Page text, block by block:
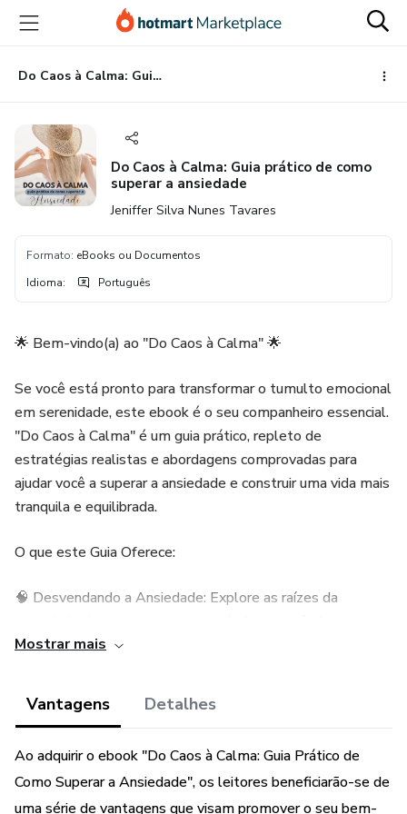
para
conteúdo
principal
para
pagamento
para
rodapé
Do Caos à Calma: Guia prático de como superar a ansiedade
Do Caos à Calma: Guia prático de como
superar a ansiedade
Jeniffer Silva Nunes Tavares
Formato: eBooks ou Documentos
Idioma: Português
🌟 Bem-vindo(a) ao "Do Caos à Calma" 🌟
Se você está pronto para transformar o tumulto emocional
em serenidade, este ebook é o seu companheiro essencial.
"Do Caos à Calma" é um guia prático, repleto de
estratégias realistas e abordagens comprovadas para
ajudar você a superar a ansiedade e construir uma vida mais
tranquila e equilibrada.
O que este Guia Oferece:
🧠 Desvendando a Ansiedade: Explore as raízes da
Desenvolva um entendimento claro de como ela se
promovem a paz interior. Desde técnicas de respiração até
exercícios simples de mindfulness, este guia oferece
ferramentas eficazes para incorporar a calma em sua rotina.
Mostrar mais
Vantagens Detalhes
Ao adquirir o ebook "Do Caos à Calma: Guia Prático de
Como Superar a Ansiedade", os leitores beneficiarão-se de
uma série de vantagens que visam promover o seu bem-